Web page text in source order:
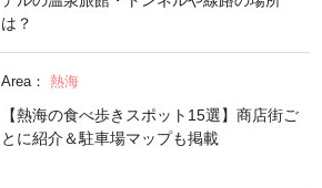
は？
Area： 熱海
【熱海の食べ歩きスポット15選】商店街ご
とに紹介＆駐車場マップも掲載